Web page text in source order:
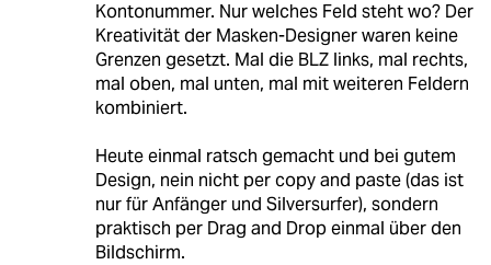
Kontonummer. Nur welches Feld steht wo? Der
Kreativität der Masken-Designer waren keine
Grenzen gesetzt. Mal die BLZ links, mal rechts,
mal oben, mal unten, mal mit weiteren Feldern
kombiniert.
Heute einmal ratsch gemacht und bei gutem
Design, nein nicht per copy and paste (das ist
nur für Anfänger und Silversurfer), sondern
praktisch per Drag and Drop einmal über den
Bildschirm.